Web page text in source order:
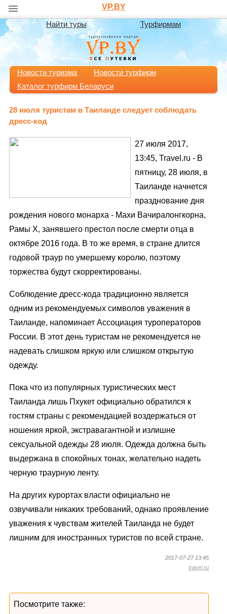
VP.BY
Найти туры Турфирмам
Новости туризма
Новости турфирм
Каталог турфирм Беларуси
28 июля туристам в Таиланде следует соблюдать
дресс-код
27 июля 2017,
13:45, Travel.ru - В
пятницу, 28 июля, в
Таиланде начнется
празднование дня
рождения нового монарха - Махи Вачиралонгкорна,
Рамы Х, занявшего престол после смерти отца в
октябре 2016 года. В то же время, в стране длится
годовой траур по умершему королю, поэтому
торжества будут скорректированы.
Соблюдение дресс-кода традиционно является
одним из рекомендуемых символов уважения в
Таиланде, напоминает Ассоциация туроператоров
России. В этот день туристам не рекомендуется не
надевать слишком яркую или слишком открытую
одежду.
Пока что из популярных туристических мест
Таиланда лишь Пхукет официально обратился к
гостям страны с рекомендацией воздержаться от
ношения яркой, экстравагантной и излишне
сексуальной одежды 28 июля. Одежда должна быть
выдержана в спокойных тонах, желательно надеть
черную траурную ленту.
На других курортах власти официально не
озвучивали никаких требований, однако проявление
уважения к чувствам жителей Таиланда не будет
лишним для иностранных туристов по всей стране.
2017-07-27 13:45
travel.ru
Посмотрите также: